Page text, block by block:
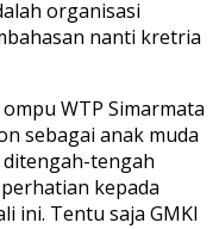
organisasi
nanti kretria
WTP Simarmata
sebagai anak muda
tengah
kepada
ini. Tentu saja GMKI